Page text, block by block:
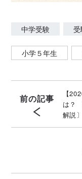
中学受験
小学５年生
前の記事
【
は？
解説〕